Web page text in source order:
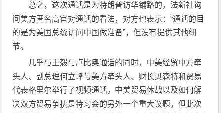
总之，这次通话是为特朗普访华铺路的，法新社询
问美方匿名高官对通话的看法，对方也表示：“通话的目
的是为美国总统访问中国做准备”，但没有提供其他细
节。
几乎与王毅与卢比奥通话的同时，中美经贸中方牵
头人、副总理何立峰与美方牵头人、财长贝森特和贸易
代表格里尔举行了视频通话。中美贸易休战以及如何解
决双方贸易争执是特习会的另外一个重大议题，但此次